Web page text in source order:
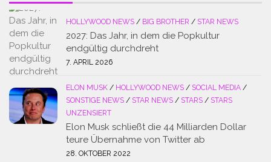
HOLLYWOOD NEWS / BIG BROTHER / STAR NEWS
2027: Das Jahr, in dem die Popkultur
endgültig durchdreht
7. APRIL 2026
ELON MUSK / HOLLYWOOD NEWS / SOCIAL MEDIA /
SONSTIGE NEWS / STAR NEWS / STARS / STARS
UNZENSIERT
Elon Musk schließt die 44 Milliarden Dollar
teure Übernahme von Twitter ab
28. OKTOBER 2022